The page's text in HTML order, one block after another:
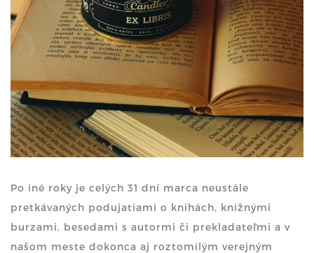
Po iné roky je celých 31 dní marca neustále
pretkávaných podujatiami o knihách, knižnými
burzami, besedami s autormi či prekladateľmi a v
našom meste dokonca aj roztomilým verejným